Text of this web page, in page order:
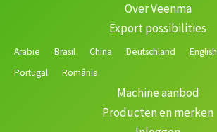
Over Veenma
Export possibilities
Arabie Brasil China Deutschland English
Portugal
România
Machine aanbod
Producten en merken